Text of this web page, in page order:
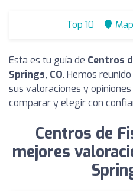
Top 10
Esta es tu guía de Centros
Springs, CO. Hemos
sus valoraciones y
comparar y elegir con
Centros de
mejores